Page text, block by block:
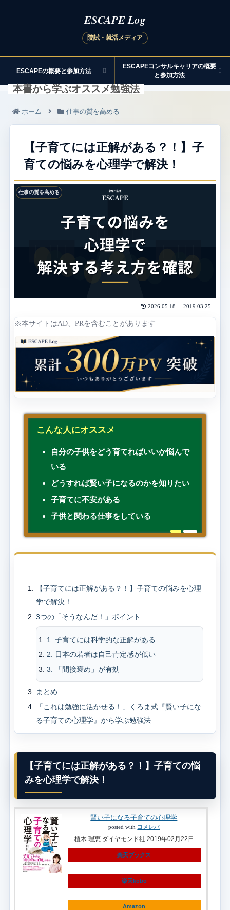
ESCAPEの概要と参加方法
ESCAPEコンサルキャリアの概要
と参加方法
ホーム 仕事の質を高める
【子育てには正解がある？！】子
育ての悩みを心理学で解決！
仕事の質を高める
2026.05.18 2019.03.25
※本サイトはAD、PRを含むことがあります
こんな人にオススメ
自分の子供をどう育てればいいか悩んで
いる
どうすれば賢い子になるのかを知りたい
子育てに不安がある
子供と関わる仕事をしている
【子育てには正解がある？！】子育ての悩みを心理
学で解決！
3つの「そうなんだ！」ポイント
1. 子育てには科学的な正解がある
2. 日本の若者は自己肯定感が低い
3. 「間接褒め」が有効
まとめ
「これは勉強に活かせる！」くろま式『賢い子にな
る子育ての心理学』から学ぶ勉強法
【子育てには正解がある？！】子育ての悩
みを心理学で解決！
賢い子になる子育ての心理学
posted with ヨメレバ
植木 理恵 ダイヤモンド社 2019年02月22日
楽天ブックス
楽天kobo
Amazon
本書から学ぶオススメ勉強法